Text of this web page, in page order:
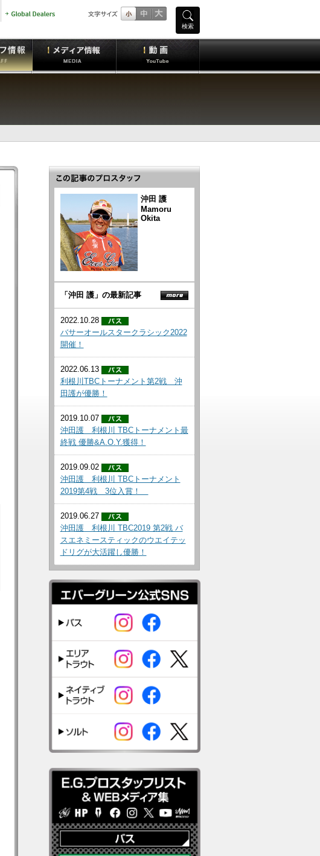
検索
沖田 護
Mamoru
Okita
「沖田 護」の最新記事
2022.10.28
バサーオールスタークラシック2022
開催！
2022.06.13
利根川TBCトーナメント第2戦 沖
田護が優勝！
2019.10.07
沖田護 利根川 TBCトーナメント最
終戦 優勝&A.O.Y.獲得！
2019.09.02
沖田護 利根川 TBCトーナメント
2019第4戦 3位入賞！
2019.06.27
沖田護 利根川 TBC2019 第2戦 バ
スエネミースティックのウエイテッ
ドリグが大活躍し優勝！